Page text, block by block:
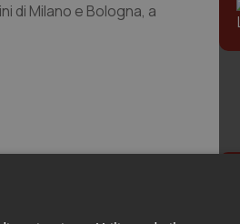
di Milano e Bologna, a